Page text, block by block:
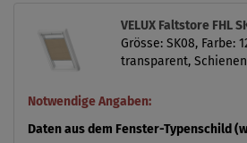
VELUX Faltstore FHL
Grösse: SK08, Farbe:
transparent,
Notwendige Angaben:
Daten aus dem Fenster-Typenschild